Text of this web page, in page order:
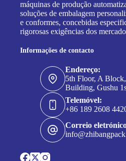
máquinas de produção
soluções de embalagem
e conformes, concebidas
rigorosas exigências dos
Informações de contacto
Endereço:
5th Floor, A
Building, Gushu
Telemóvel:
+86 189 2608
Correio